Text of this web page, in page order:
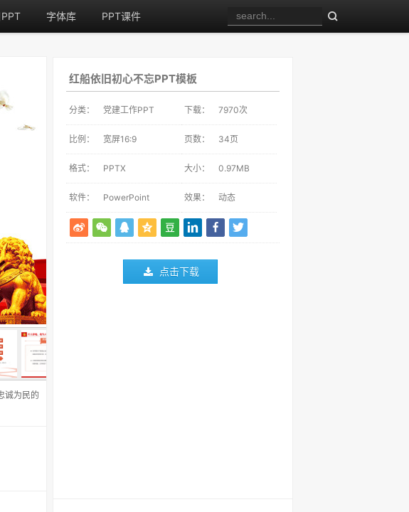
字体库 PPT课件
红船依旧初心不忘PPT模板
分类： 党建工作PPT 下载： 7970次
比例： 宽屏16:9 页数： 34页
格式： PPTX 大小： 0.97MB
软件： PowerPoint 效果： 动态
点击下载
诚为民的